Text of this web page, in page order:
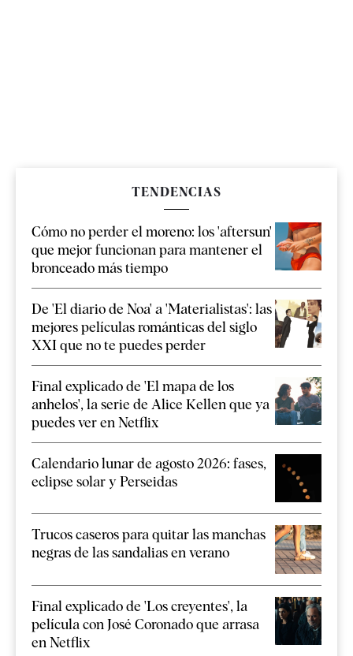
TENDENCIAS
Cómo no perder el moreno: los 'aftersun'
que mejor funcionan para mantener el
bronceado más tiempo
De 'El diario de Noa' a 'Materialistas': las
mejores películas románticas del siglo
XXI que no te puedes perder
Final explicado de 'El mapa de los
anhelos', la serie de Alice Kellen que ya
puedes ver en Netflix
Calendario lunar de agosto 2026: fases,
eclipse solar y Perseidas
Trucos caseros para quitar las manchas
negras de las sandalias en verano
Final explicado de 'Los creyentes', la
película con José Coronado que arrasa
en Netflix